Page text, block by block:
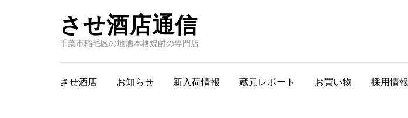
させ酒店通信
千葉市稲毛区の地酒本格焼酎の専門店
させ酒店 お知らせ 新入荷情報 蔵元レポート お買い物 採用情報